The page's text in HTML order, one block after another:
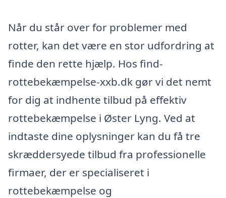
Når du står over for problemer med
rotter, kan det være en stor udfordring at
finde den rette hjælp. Hos find-
rottebekæmpelse-xxb.dk gør vi det nemt
for dig at indhente tilbud på effektiv
rottebekæmpelse i Øster Lyng. Ved at
indtaste dine oplysninger kan du få tre
skræddersyede tilbud fra professionelle
firmaer, der er specialiseret i
rottebekæmpelse og